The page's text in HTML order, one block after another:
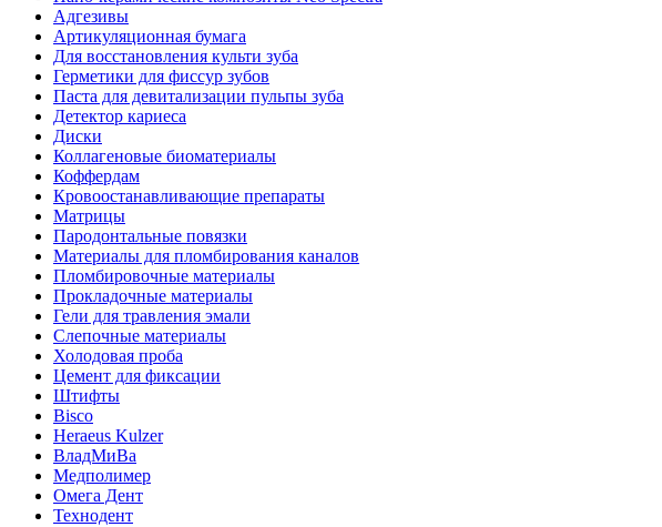
Адгезивы
Артикуляционная бумага
Для восстановления культи зуба
Герметики для фиссур зубов
Паста для девитализации пульпы зуба
Детектор кариеса
Диски
Коллагеновые биоматериалы
Коффердам
Кровоостанавливающие препараты
Матрицы
Пародонтальные повязки
Материалы для пломбирования каналов
Пломбировочные материалы
Прокладочные материалы
Гели для травления эмали
Слепочные материалы
Холодовая проба
Цемент для фиксации
Штифты
Bisco
Heraeus Kulzer
ВладМиВа
Медполимер
Омега Дент
Технодент